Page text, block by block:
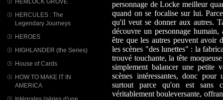
HERCULES : The
Legendary Journeys
HEROES
HIGHLANDER (the Series)
House of Cards
HOW TO MAKE IT IN
AMERICA
personnage de Locke meilleur
quand on se focalise sur lui.
qu'il veut se donner aux autres.
découvre un personnage
être que les autres peuvent avoir
les scènes "des lunettes" : la
trouvé touchante, la tête
simplement balancer une petite
scènes intéressantes, donc
surtout parce qu'on est sans
véritablement bouleversante,